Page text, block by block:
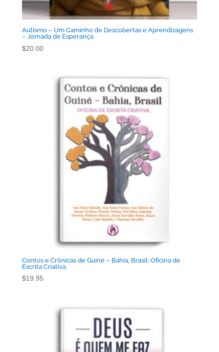
Autismo – Um Caminho de Descobertas e Aprendizagens
– Jornada de Esperança
$20.00
Contos e Crônicas de Guiné – Bahia, Brasil: Oficina de
Escrita Criativa
$19.95